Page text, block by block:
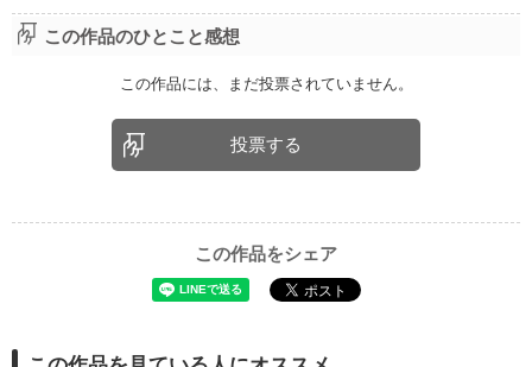
この作品のひとこと感想
この作品には、まだ投票されていません。
投票する
この作品をシェア